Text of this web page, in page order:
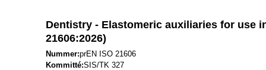
Dentistry - Elastomeric auxiliaries for use
21606:2026)
Nummer:prEN ISO 21606
Kommitté:SIS/TK 327